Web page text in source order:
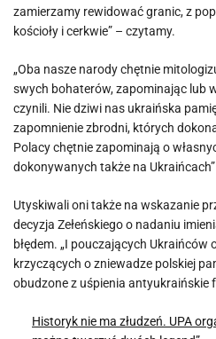
zamierzamy rewidować granic, z
kościoły i cerkwie” – czytamy.
„Oba nasze narody chętnie
swych bohaterów, zapominając lub
czynili. Nie dziwi nas ukraińska
zapomnienie zbrodni, których
Polacy chętnie zapominają o
dokonywanych także na
Utyskiwali oni także na wskazanie
decyzja Zełeńskiego o nadaniu
błędem. „I pouczających Ukraińców
krzyczących o zniewadze polskiej
obudzone z uśpienia antyukraińskie
Historyk nie ma złudzeń. UPA